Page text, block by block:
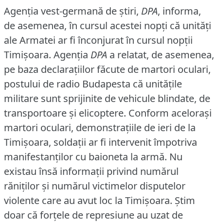
Agenţia vest-germană de ştiri, DPA, informa,
de asemenea, în cursul acestei nopţi că unităţi
ale Armatei ar fi înconjurat în cursul nopţii
Timişoara. Agenţia DPA a relatat, de asemenea,
pe baza declaraţiilor făcute de martori oculari,
postului de radio Budapesta că unităţile
militare sunt sprijinite de vehicule blindate, de
transportoare şi elicoptere. Conform aceloraşi
martori oculari, demonstraţiile de ieri de la
Timişoara, soldaţii ar fi intervenit împotriva
manifestanţilor cu baioneta la armă. Nu
existau însă informaţii privind numărul
răniţilor şi numărul victimelor disputelor
violente care au avut loc la Timişoara. Ştim
doar că forţele de represiune au uzat de